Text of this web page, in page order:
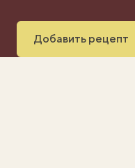
Добавить рецепт